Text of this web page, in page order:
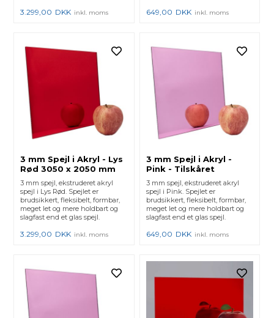
3.299,00 DKK inkl. moms 649,00 DKK inkl. moms
3 mm Spejl i Akryl - Lys
Rød 3050 x 2050 mm
3 mm spejl, ekstruderet akryl
spejl i Lys Rød. Spejlet er
brudsikkert, fleksibelt, formbar,
meget let og mere holdbart og
slagfast end et glas spejl.
3.299,00 DKK inkl. moms
3 mm Spejl i Akryl -
Pink - Tilskåret
3 mm spejl, ekstruderet akryl
spejl i Pink. Spejlet er
brudsikkert, fleksibelt, formbar,
meget let og mere holdbart og
slagfast end et glas spejl.
649,00 DKK inkl. moms